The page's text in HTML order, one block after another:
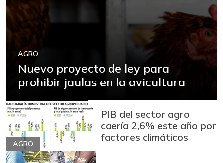
AGRO
Nuevo proyecto de ley para
prohibir jaulas en la avicultura
AGRO
PIB del sector agro
caería 2,6% este año por
factores climáticos